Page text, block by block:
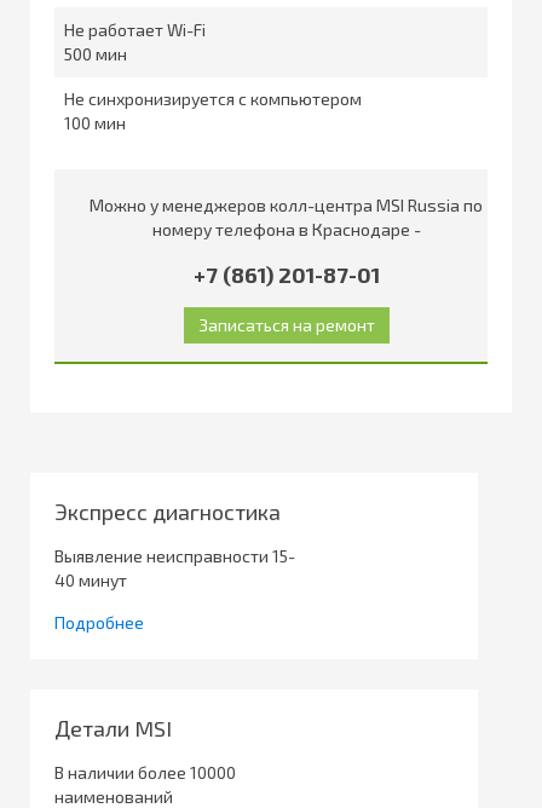
Не работает Wi-Fi
500
Не синхронизируется с компьютером
100
Можно у менеджеров колл-центра MSI Russia по
номеру телефона в Краснодаре -
+7 (861) 201-87-01
Экспресс диагностика
Выявление неисправности 15-
40 минут
Подробнее
Детали MSI
В наличии более 10000
наименований